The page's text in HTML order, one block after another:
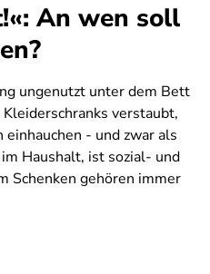
An wen soll
ungenutzt unter dem Bett
verstaubt,
- und zwar als
Haushalt, ist sozial- und
Schenken gehören immer